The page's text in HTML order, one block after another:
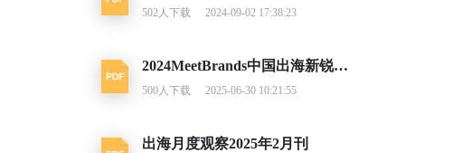
502人下载 2024-09-02 17:38:23
2024MeetBrands中国出海新锐消费品牌榜单报告
500人下载 2025-06-30 10:21:55
出海月度观察2025年2月刊